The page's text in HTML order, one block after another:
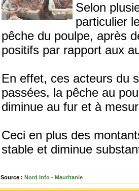
Selon
particulier
pêche du poulpe, après
positifs par rapport aux
En effet, ces acteurs du
passées, la pêche au
diminue au fur et à
Ceci en plus des
stable et diminue
Source : Nord Info - Mauritanie